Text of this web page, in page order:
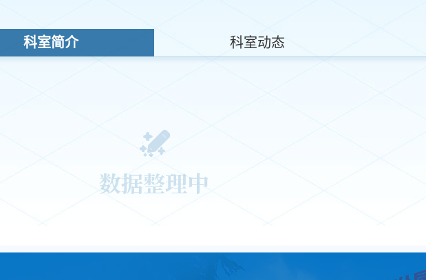
科室简介 科室动态
数据整理中